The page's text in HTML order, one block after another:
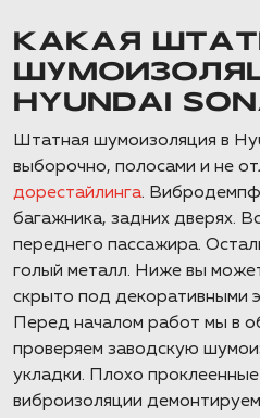
КАКАЯ
HYUNDAI
Штатная шумоизоляция в
выборочно, полосами и не
дорестайлинга.
багажника, задних дверях.
переднего пассажира.
голый металл. Ниже вы
скрыто под декоративными
Перед началом работ мы в
проверяем заводскую
укладки. Плохо проклеенные
виброизоляции